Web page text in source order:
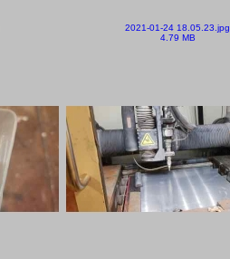
2021-01-24 18.05.23.jpg
4.79 MB